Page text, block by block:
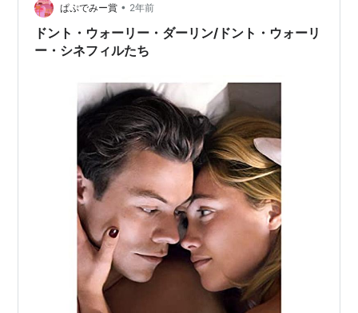
ぱぷでみー賞 • 2年前
ドント・ウォーリー・ダーリン/ドント・ウォーリ
ー・シネフィルたち